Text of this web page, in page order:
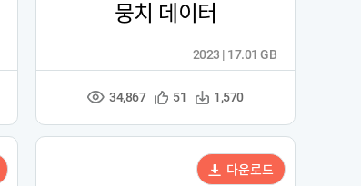
뭉치 데이터
조
수
34,867
관
등
록
51
다
수
1,570
2023 | 17.01 GB
다운로드